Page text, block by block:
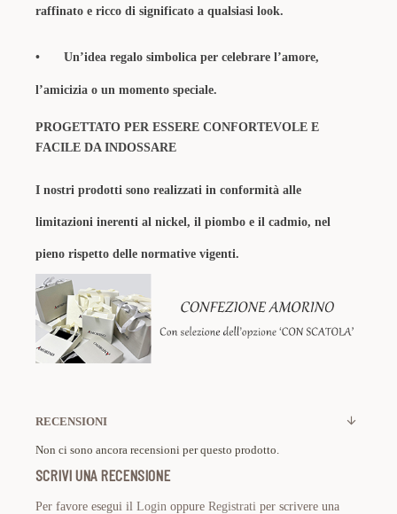
raffinato e ricco di significato a qualsiasi look.
• Un’idea regalo simbolica per celebrare l’amore,
l’amicizia o un momento speciale.
PROGETTATO PER ESSERE CONFORTEVOLE E
FACILE DA INDOSSARE
I nostri prodotti sono realizzati in conformità alle
limitazioni inerenti al nickel, il piombo e il cadmio, nel
pieno rispetto delle normative vigenti.
RECENSIONI
Non ci sono ancora recensioni per questo prodotto.
SCRIVI UNA RECENSIONE
Per favore esegui il Login oppure Registrati per scrivere una